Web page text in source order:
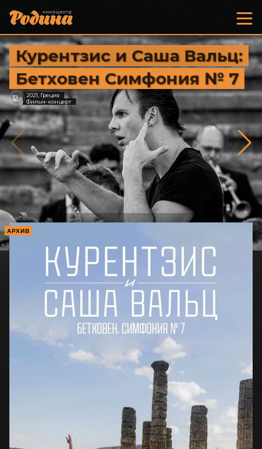
Курентзис и Саша Вальц:
Бетховен Симфония № 7
12+ 2021, Греция
Фильм-концерт
АРХИВ